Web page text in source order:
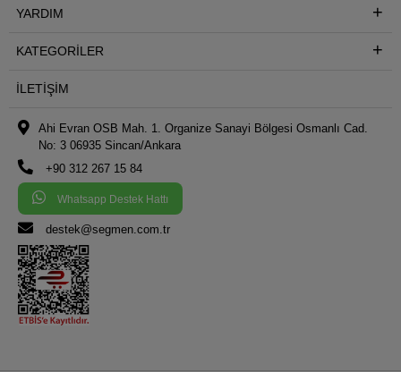
YARDIM
KATEGORILER
İLETIŞIM
Ahi Evran OSB Mah. 1. Organize Sanayi Bölgesi Osmanlı Cad.
No: 3 06935 Sincan/Ankara
+90 312 267 15 84
Whatsapp Destek Hattı
destek@segmen.com.tr